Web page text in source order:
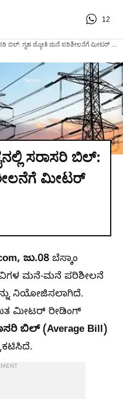
12
ಸರಾಸರಿ ಬಿಲ್:
ಮೀಟರ್
ಜು.08 ಬೆಸ್ಕಾಂ
ಮನೆ-ಮನೆ ಪರಿಶೀಲನೆ
ನಿಯೋಜಿಸಲಾಗಿದೆ.
ಮೀಟರ್ ರೀಡಿಂಗ್
ಬಿಲ್ (Average Bill)